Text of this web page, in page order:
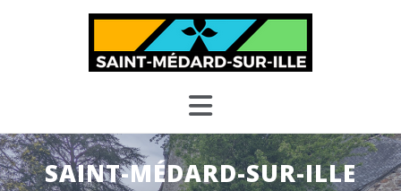
SAINT-MÉDARD-SUR-ILLE